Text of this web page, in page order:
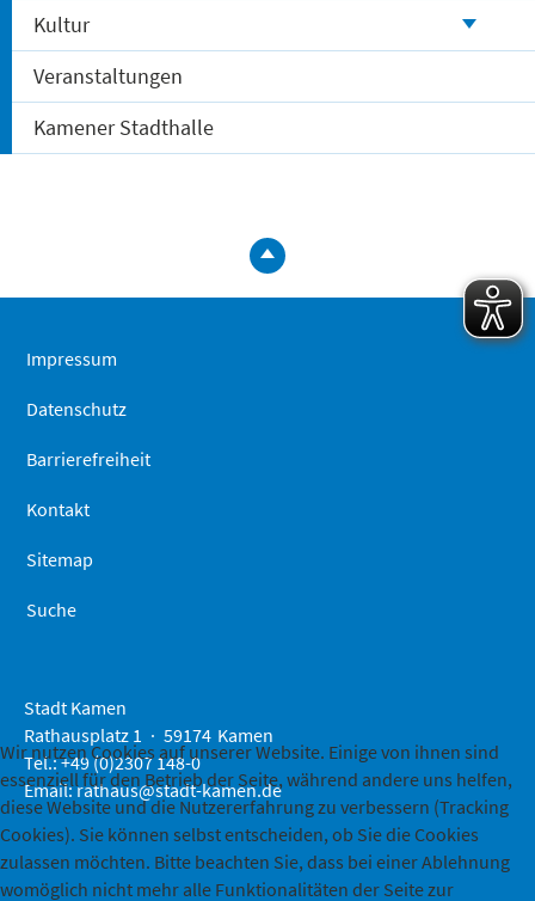
Kultur
Veranstaltungen
Kamener Stadthalle
zum
Impressum
Datenschutz
Barrierefreiheit
Kontakt
Sitemap
Suche
Stadt Kamen
Rathausplatz 1
59174 Kamen
Tel.: +49 (0)2307 148-0
Email:rathaus@stadt-kamen.de
Wir nutzen Cookies auf unserer Website. Einige von ihnen sind
essenziell für den Betrieb der Seite, während andere uns helfen,
diese Website und die Nutzererfahrung zu verbessern (Tracking
Cookies). Sie können selbst entscheiden, ob Sie die Cookies
zulassen möchten. Bitte beachten Sie, dass bei einer Ablehnung
womöglich nicht mehr alle Funktionalitäten der Seite zur